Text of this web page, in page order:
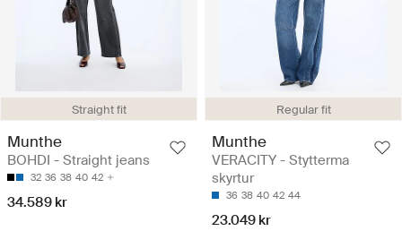
Straight fit
Munthe
BOHDI - Straight jeans
32 36 38 40 42
34.589 kr
Regular fit
Munthe
VERACITY - Stytterma
skyrtur
36 38 40 42 44
23.049 kr